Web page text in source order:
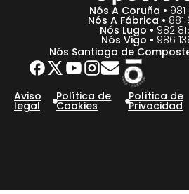
Nós A Coruña •
Nós A Fábrica • 881
Nós Lugo • 982
Nós Vigo • 986
Nós Santiago de
Aviso
legal
Política de
Cookies
Política de
Privacidad